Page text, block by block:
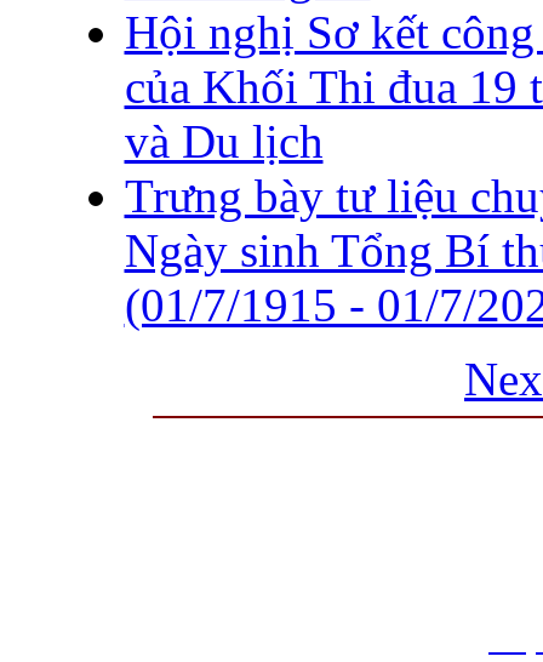
Hội nghị Sơ kết
của Khối Thi đua 19
và Du lịch
Trưng bày tư liệu
Ngày sinh Tổng Bí
(01/7/1915 - 01/7/